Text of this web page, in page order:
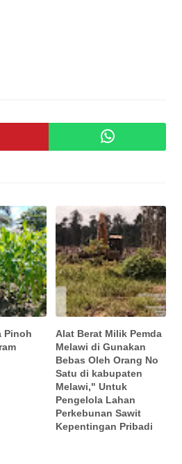
Pinoh
Alat Berat Milik Pemda
Melawi di Gunakan
Bebas Oleh Orang No
Satu di kabupaten
Melawi," Untuk
Pengelola Lahan
Perkebunan Sawit
Kepentingan Pribadi